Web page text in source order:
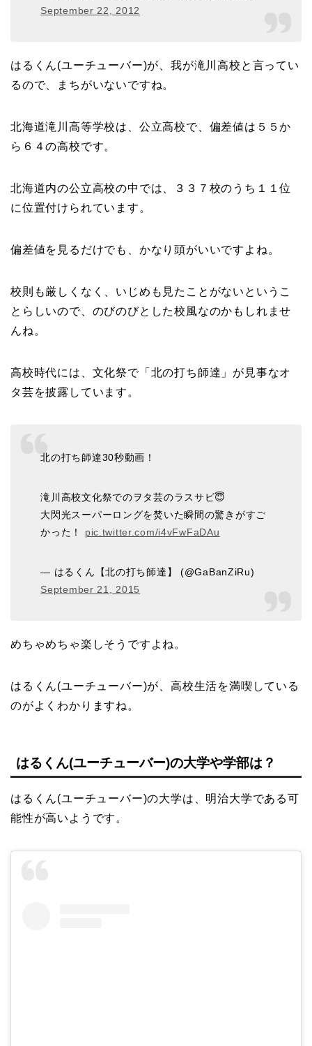
September 22, 2012
はるくん(ユーチューバー)が、我が滝川高校と言ってい
るので、まちがいないですね。
北海道滝川高等学校は、公立高校で、偏差値は５５か
ら６４の高校です。
北海道内の公立高校の中では、３３７校のうち１１位
に位置付けられています。
偏差値を見るだけでも、かなり頭がいいですよね。
校則も厳しくなく、いじめも見たことがないというこ
とらしいので、のびのびとした校風なのかもしれませ
んね。
高校時代には、文化祭で「北の打ち師達」が見事なオ
タ芸を披露しています。
北の打ち師達30秒動画！
滝川高校文化祭でのヲタ芸のラスサビ😇
大閃光スーパーロングを焚いた瞬間の驚きがすご
かった！ pic.twitter.com/i4vFwFaDAu
— はるくん【北の打ち師達】 (@GaBanZiRu)
September 21, 2015
めちゃめちゃ楽しそうですよね。
はるくん(ユーチューバー)が、高校生活を満喫している
のがよくわかりますね。
はるくん(ユーチューバー)の大学や学部は？
はるくん(ユーチューバー)の大学は、明治大学である可
能性が高いようです。